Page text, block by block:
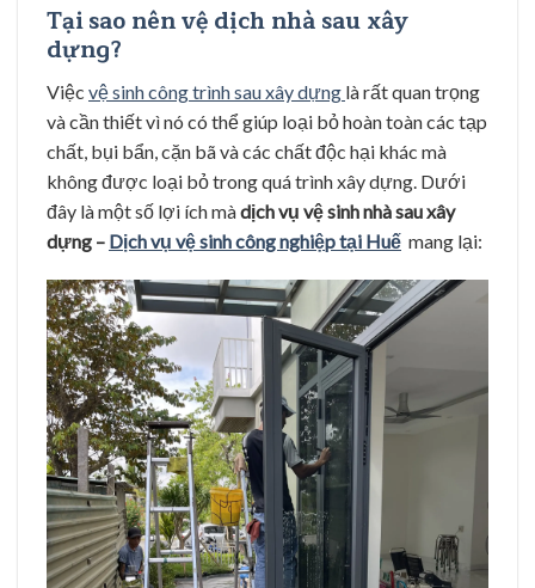
Tại sao nên vệ dịch nhà sau xây
dựng?
Việc vệ sinh công trình sau xây dựng là rất quan trọng
và cần thiết vì nó có thể giúp loại bỏ hoàn toàn các tạp
chất, bụi bẩn, cặn bã và các chất độc hại khác mà
không được loại bỏ trong quá trình xây dựng. Dưới
đây là một số lợi ích màdịch vụ vệ sinh nhà sau xây
dựng – Dịch vụ vệ sinh công nghiệp tại Huế mang lại: